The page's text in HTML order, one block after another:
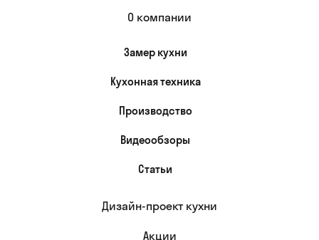
О компании
Замер кухни
Кухонная техника
Производство
Видеообзоры
Статьи
Дизайн-проект кухни
Акции